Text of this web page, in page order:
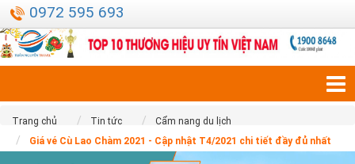
0972 595 693
Trang chủ Tin tức
Cẩm nang du lịch
Giá vé Cù Lao Chàm 2021 - Cập nhật T4/2021 chi tiết đầy đủ nhất